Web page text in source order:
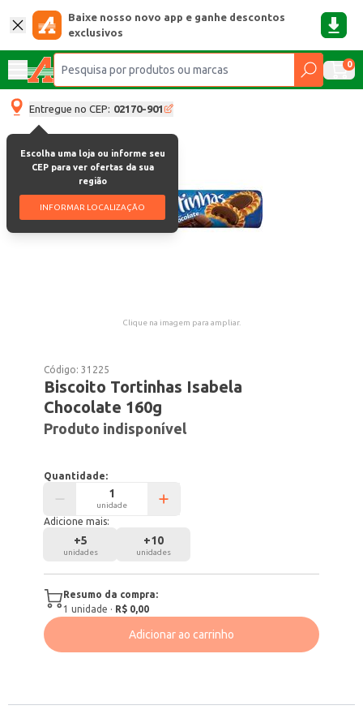
Baixe nosso novo app e ganhe descontos
exclusivos
0
Entregue no CEP: 02170-901
Escolha uma loja ou informe seu
CEP para ver ofertas da sua
região
INFORMAR LOCALIZAÇÃO
Clique na imagem para ampliar.
Código:31225
Biscoito Tortinhas Isabela
Chocolate 160g
Produto indisponível
Quantidade:
unidade
Adicione mais:
+5
unidades
+10
unidades
Resumo da compra:
1 unidade · R$ 0,00
Adicionar ao carrinho